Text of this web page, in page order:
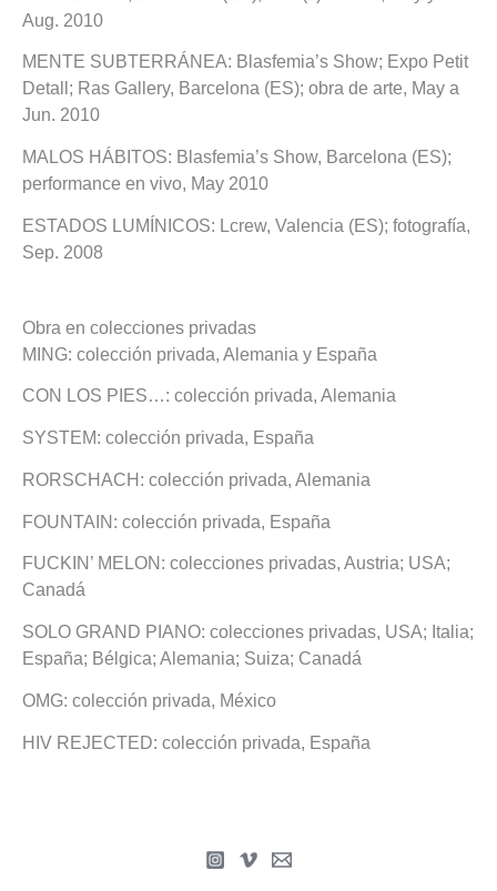
Aug. 2010
MENTE SUBTERRÁNEA: Blasfemia’s Show; Expo Petit
Detall; Ras Gallery, Barcelona (ES); obra de arte, May a
Jun. 2010
MALOS HÁBITOS: Blasfemia’s Show, Barcelona (ES);
performance en vivo, May 2010
ESTADOS LUMÍNICOS: Lcrew, Valencia (ES); fotografía,
Sep. 2008
Obra en colecciones privadas
MING: colección privada, Alemania y España
CON LOS PIES…: colección privada, Alemania
SYSTEM: colección privada, España
RORSCHACH: colección privada, Alemania
FOUNTAIN: colección privada, España
FUCKIN’ MELON: colecciones privadas, Austria; USA;
Canadá
SOLO GRAND PIANO: colecciones privadas, USA; Italia;
España; Bélgica; Alemania; Suiza; Canadá
OMG: colección privada, México
HIV REJECTED: colección privada, España